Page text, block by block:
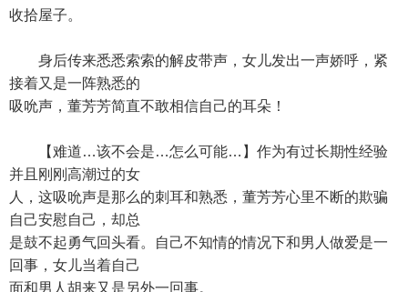
收拾屋子。
身后传来悉悉索索的解皮带声，女儿发出一声娇呼，紧
接着又是一阵熟悉的
吸吮声，董芳芳简直不敢相信自己的耳朵！
【难道…该不会是…怎么可能…】作为有过长期性经验
并且刚刚高潮过的女
人，这吸吮声是那么的刺耳和熟悉，董芳芳心里不断的欺骗
自己安慰自己，却总
是鼓不起勇气回头看。自己不知情的情况下和男人做爱是一
回事，女儿当着自己
面和男人胡来又是另外一回事。